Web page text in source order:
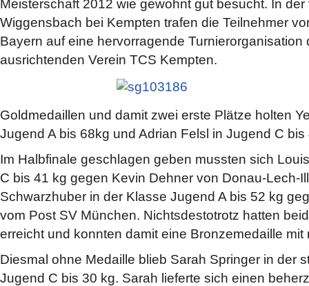
Meisterschaft 2012 wie gewohnt gut besucht. In
Wiggensbach bei Kempten trafen die Teilnehmer
Bayern auf eine hervorragende Turnierorganisation
ausrichtenden Verein TCS Kempten.
Goldmedaillen und damit zwei erste Plätze holten
Jugend A bis 68kg und Adrian Felsl in Jugend C bis
Im Halbfinale geschlagen geben mussten sich
C bis 41 kg gegen Kevin Dehner von Donau-Lech-
Schwarzhuber in der Klasse Jugend A bis 52 kg
vom Post SV München. Nichtsdestotrotz hatten
erreicht und konnten damit eine Bronzemedaille
Diesmal ohne Medaille blieb Sarah Springer in der
Jugend C bis 30 kg. Sarah lieferte sich einen